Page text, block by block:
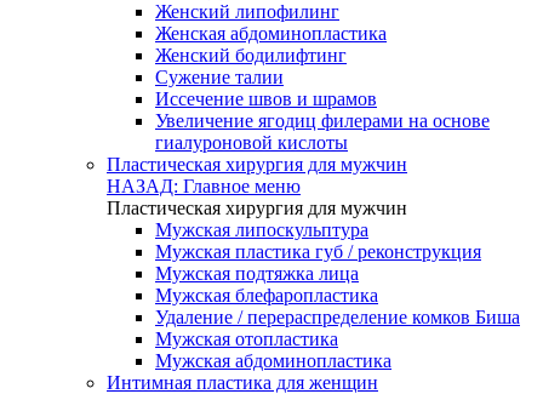
Женский липофилинг
Женская абдоминопластика
Женский бодилифтинг
Сужение талии
Иссечение швов и шрамов
Увеличение ягодиц филерами на основе
гиалуроновой кислоты
Пластическая хирургия для мужчин
НАЗАД: Главное меню
Пластическая хирургия для мужчин
Мужская липоскульптура
Мужская пластика губ / реконструкция
Мужская подтяжка лица
Мужская блефаропластика
Удаление / перераспределение комков Биша
Мужская отопластика
Мужская абдоминопластика
Интимная пластика для женщин